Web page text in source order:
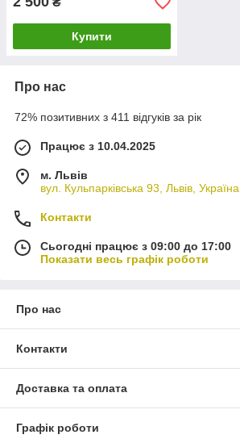
Купити
Про нас
72% позитивних з 411 відгуків за рік
Працює з 10.04.2025
м. Львів
вул. Кульпарківська 93, Львів, Україна
Контакти
Сьогодні працює з 09:00 до 17:00
Показати весь графік роботи
Про нас
Контакти
Доставка та оплата
Графік роботи